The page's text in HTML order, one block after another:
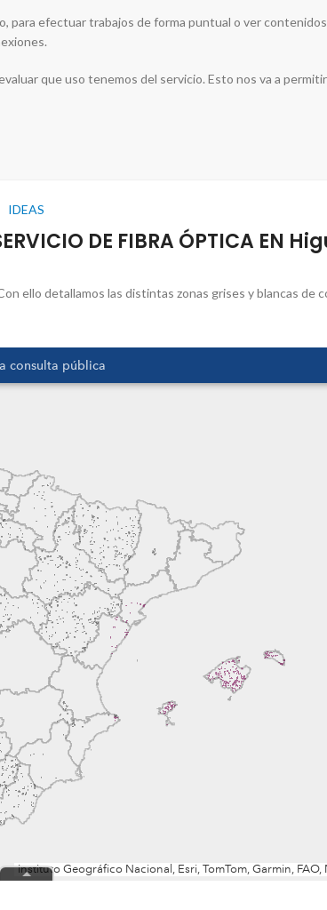
efectuar trabajos de forma puntual o ver
que uso tenemos del servicio. Esto nos va a
IDEAS
DE FIBRA ÓPTICA EN
ello detallamos las distintas zonas grises y blancas de